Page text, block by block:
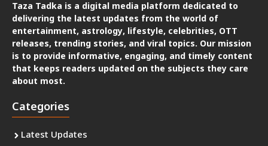
Taza Tadka is a digital media platform dedicated to
delivering the latest updates from the world of
entertainment, astrology, lifestyle, celebrities, OTT
releases, trending stories, and viral topics. Our mission
is to provide informative, engaging, and timely content
that keeps readers updated on the subjects they care
about most.
Categories
Latest Updates